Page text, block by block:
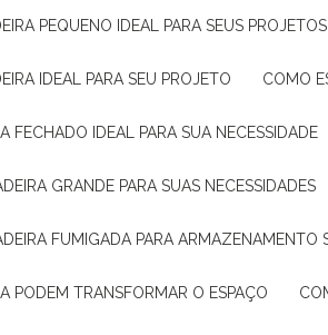
PEQUENO IDEAL PARA SEUS PROJETOS
IDEAL PARA SEU PROJETO COMO
FECHADO IDEAL PARA SUA NECESSIDADE
GRANDE PARA SUAS NECESSIDADES
FUMIGADA PARA ARMAZENAMENTO
PODEM TRANSFORMAR O ESPAÇO